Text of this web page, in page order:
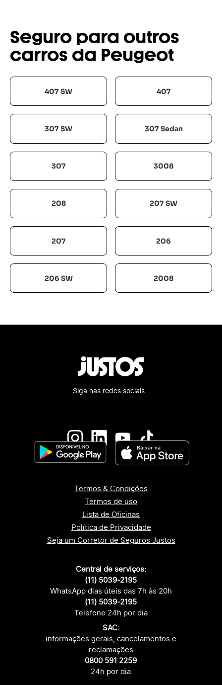
Seguro para outros
carros da Peugeot
407 SW 407
307 SW 307 Sedan
307 3008
208 207 SW
207 206
206 SW 2008
Siga nas redes sociais
Termos & Condições
Termos de uso
Lista de Oficinas
Política de Privacidade
Seja um Corretor de Seguros Justos
Central de serviços:
(11) 5039-2195
WhatsApp dias úteis das 7h às 20h
(11) 5039-2195
Telefone 24h por dia
SAC:
informações gerais, cancelamentos e
reclamações
0800 591 2259
24h por dia